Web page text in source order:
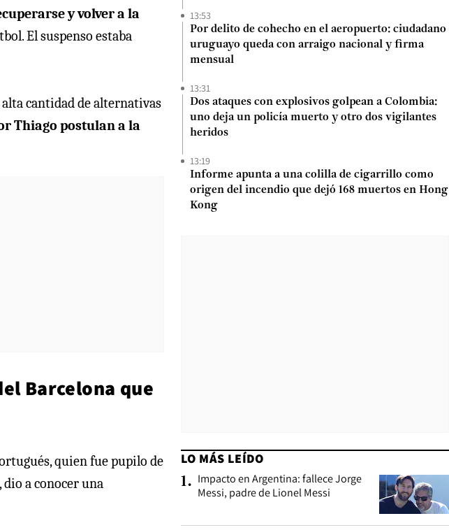
y volver a la
El suspenso estaba
cantidad de alternativas
Thiago postulan a la
Barcelona que
quien fue pupilo de
dio a conocer una
13:53
Por delito de cohecho en el aeropuerto: ciudadano
uruguayo queda con arraigo nacional y firma
mensual
13:31
Dos ataques con explosivos golpean a Colombia:
uno deja un policía muerto y otro dos vigilantes
heridos
13:19
Informe apunta a una colilla de cigarrillo como
origen del incendio que dejó 168 muertos en Hong
Kong
LO MÁS LEÍDO
1. Impacto en Argentina: fallece Jorge
Messi, padre de Lionel Messi